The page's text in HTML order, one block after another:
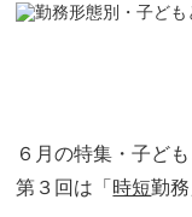
６月の特集・子ど
第３回は「 時短勤